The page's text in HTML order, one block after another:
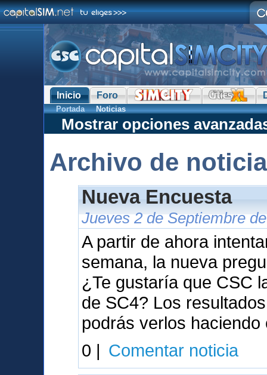
Inicio Foro
Portada Noticias
Mostrar opciones
Archivo de
Nueva Encuesta
Jueves 2 de Septiembre
A partir de ahora
semana, la nueva
¿Te gustaría que CSC
de SC4? Los
podrás verlos
0 | Comentar noticia